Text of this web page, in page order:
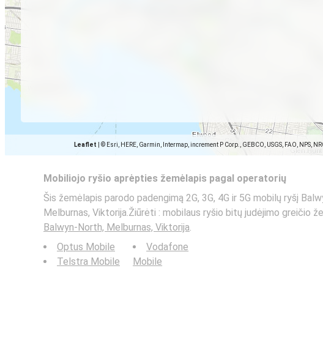
Leaflet © Esri, HERE, Garmin, Intermap, increment P Corp., GEBCO, USGS, FAO, NPS,
Mobiliojo ryšio aprėpties žemėlapis pagal operatorių
Šis žemėlapis parodo padengimą 2G, 3G, 4G ir 5G mobilų ryšį
Melburnas, Viktorija.Žiūrėti : mobilaus ryšio bitų judėjimo greičio
Balwyn-North, Melburnas, Viktorija.
Optus Mobile
Telstra Mobile
Vodafone
Mobile